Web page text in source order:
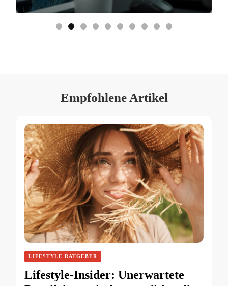
Empfohlene Artikel
LIFESTYLE RATGEBER
Lifestyle-Insider: Unerwartete